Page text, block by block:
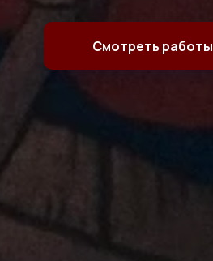
Смотреть работы